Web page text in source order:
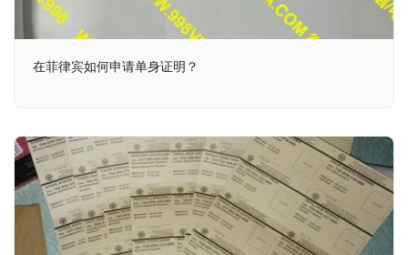
在菲律宾如何申请单身证明？